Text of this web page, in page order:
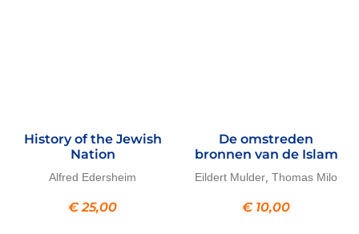
History of the Jewish
Nation
Alfred Edersheim
€25,00
De omstreden
bronnen van de Islam
Eildert Mulder,Thomas Milo
€10,00